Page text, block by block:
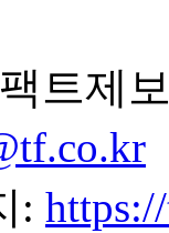
트제
: